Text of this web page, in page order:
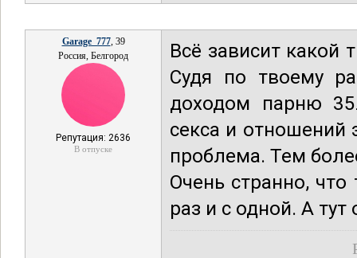
Garage_777, 39
Россия, Белгород
Репутация: 2636
В отпуске
Всё зависит
Судя по твоему
доходом парню
секса и отношений
проблема. Тем
Очень странно,
раз и с одной. А